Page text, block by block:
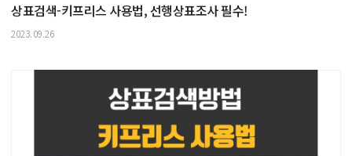
상표검색-키프리스 사용법, 선행상표조사 필수!
2023.09.26